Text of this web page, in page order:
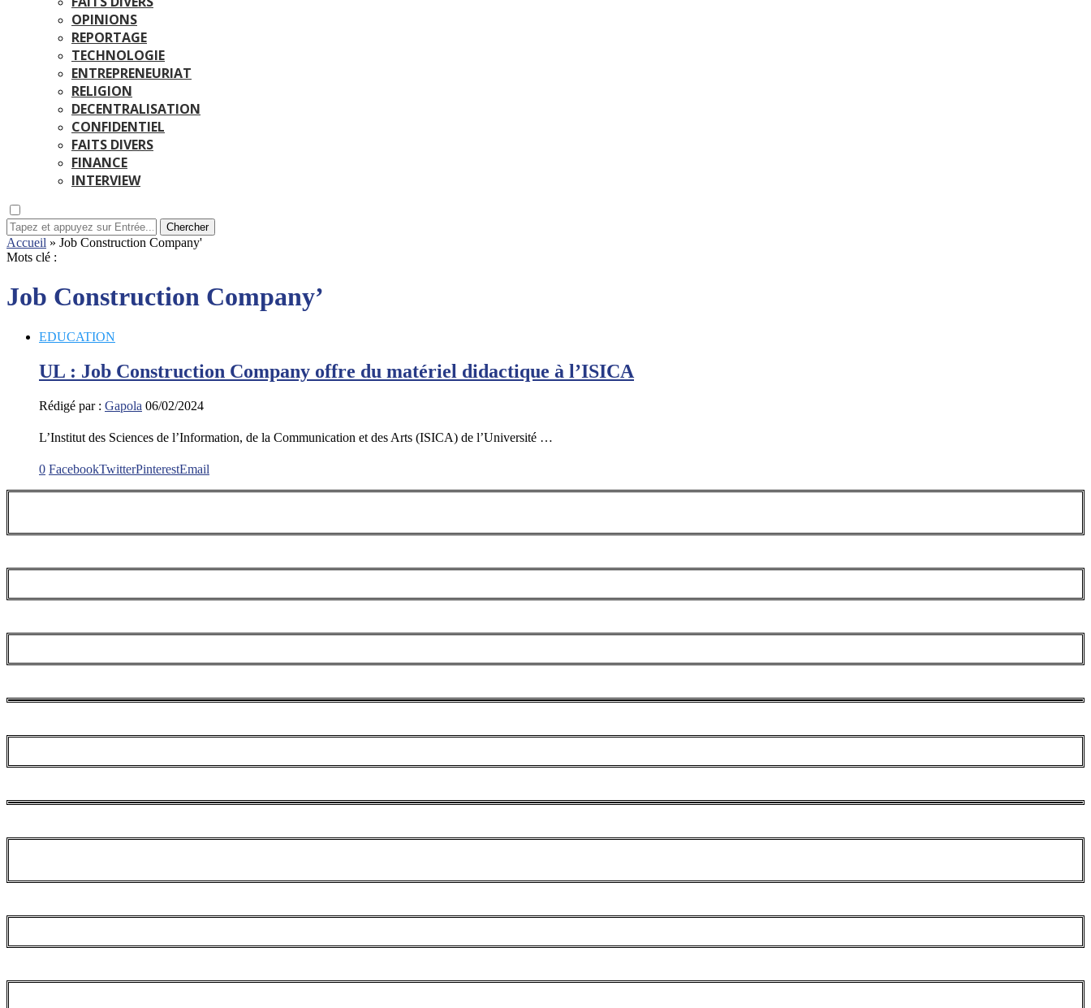
OPINIONS
REPORTAGE
TECHNOLOGIE
ENTREPRENEURIAT
RELIGION
DECENTRALISATION
CONFIDENTIEL
FAITS DIVERS
FINANCE
INTERVIEW
Chercher
Accueil » Job Construction Company'
Mots clé :
Job Construction Company’
EDUCATION
UL : Job Construction Company offre du matériel didactique à l’ISICA
Rédigé par : Gapola 06/02/2024
L’Institut des Sciences de l’Information, de la Communication et des Arts (ISICA) de l’Université …
0 FacebookTwitterPinterestEmail